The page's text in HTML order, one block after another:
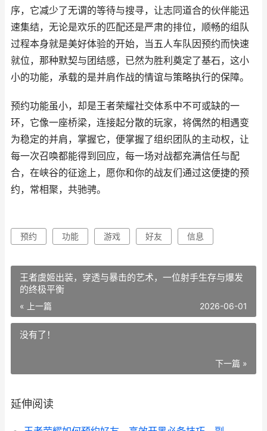
序，它减少了无谓的等待与搜寻，让志同道合的伙伴能迅
速集结，无论是欢乐的匹配还是严肃的排位，顺畅的组队
过程本身就是美好体验的开始，当五人车队因预约而快速
就位，那种默契与团结感，已然为胜利奠定了基石，这小
小的功能，承载的是并肩作战的情谊与策略执行的保障。
预约功能虽小，却是王者荣耀社交体系中不可或缺的一
环，它像一座桥梁，连接起分散的玩家，将偶然的相遇变
为稳定的并肩，掌握它，便掌握了组织团队的主动权，让
每一次召唤都能得到回应，每一场对战都充满信任与配
合，在峡谷的征途上，愿你和你的战友们通过这便捷的预
约，常相聚，共驰骋。
预约 功能 游戏 好友 信息
王者虞姬出装，穿透与暴击的艺术，一位射手生存与爆发
的终极平衡
« 上一篇 2026-06-01
没有了！
下一篇 »
延伸阅读